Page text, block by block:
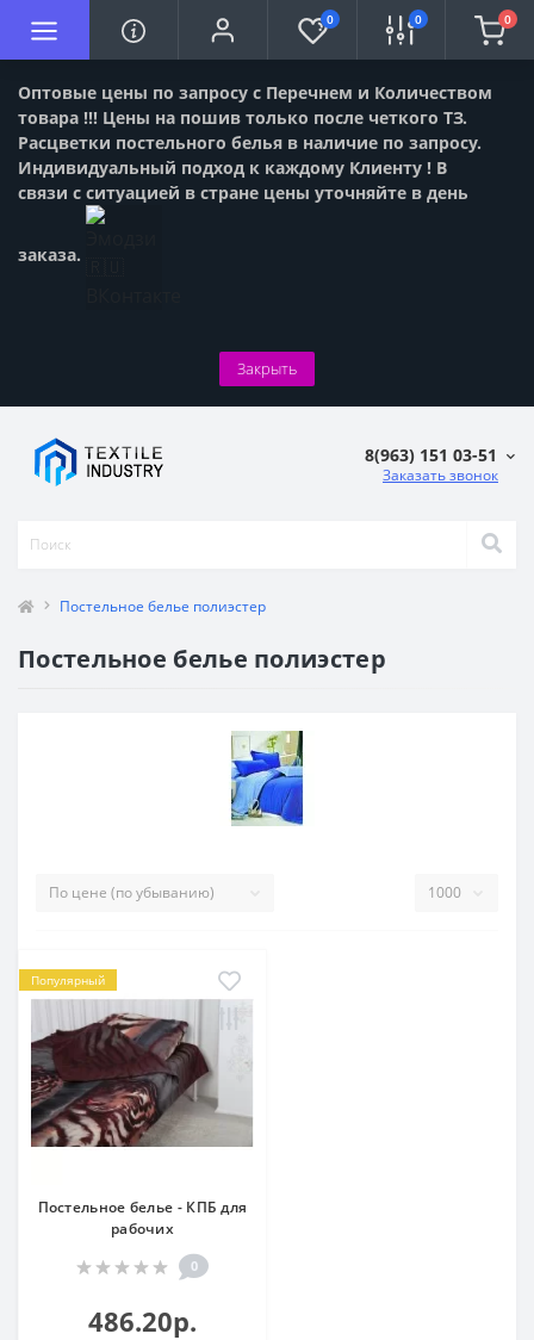
Оптовые цены по запросу с Перечнем и Количеством
товара !!! Цены на пошив только после четкого ТЗ.
Расцветки постельного белья в наличие по запросу.
Индивидуальный подход к каждому Клиенту ! В
связи с ситуацией в стране цены уточняйте в день
заказа.
Закрыть
0 0 0
8(963) 151 03-51
Заказать звонок
Постельное белье полиэстер
Постельное белье полиэстер
Популярный
Постельное белье - КПБ для
рабочих
0
486.20р.